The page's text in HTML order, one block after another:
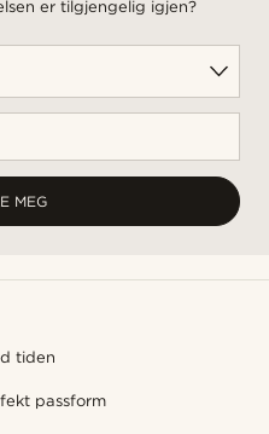
er tilgjengelig igjen?
MEG
tiden
passform